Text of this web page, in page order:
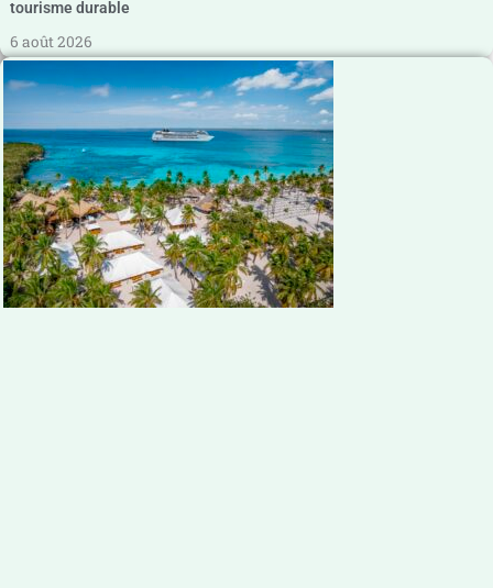
tourisme durable
6 août 2026